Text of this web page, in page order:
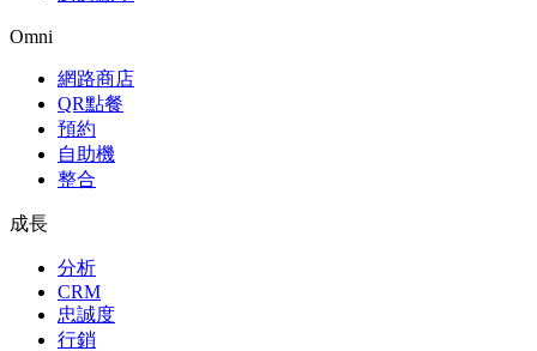
Omni
網路商店
QR點餐
預約
自助機
整合
成長
分析
CRM
忠誠度
行銷